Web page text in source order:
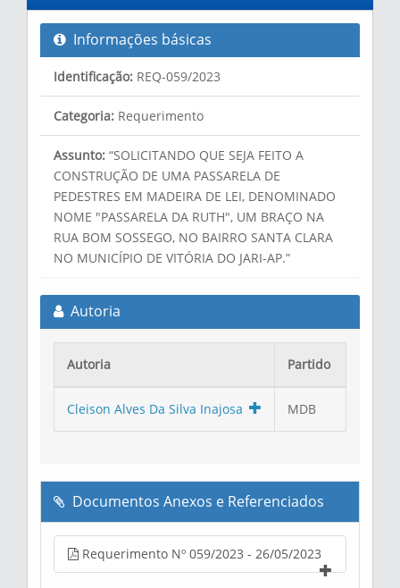
Informações básicas
Identificação: REQ-059/2023
Categoria: Requerimento
Assunto: “SOLICITANDO QUE SEJA FEITO A
CONSTRUÇÃO DE UMA PASSARELA DE
PEDESTRES EM MADEIRA DE LEI, DENOMINADO
NOME "PASSARELA DA RUTH", UM BRAÇO NA
RUA BOM SOSSEGO, NO BAIRRO SANTA CLARA
NO MUNICÍPIO DE VITÓRIA DO JARI-AP.”
Autoria
Autoria Partido
Cleison Alves Da Silva Inajosa MDB
Documentos Anexos e Referenciados
Requerimento Nº 059/2023 - 26/05/2023